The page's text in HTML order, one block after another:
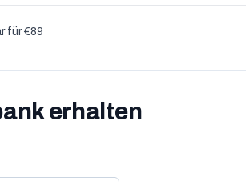
für €89
erhalten